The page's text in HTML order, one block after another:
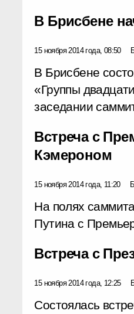
В Брисбене
15 ноября 2014 года, 08:50
В Брисбене
«Группы
заседании
Встреча с
Кэмероном
15 ноября 2014 года, 11:20
На полях
Путина с
Встреча с
15 ноября 2014 года, 12:25
Состоялась